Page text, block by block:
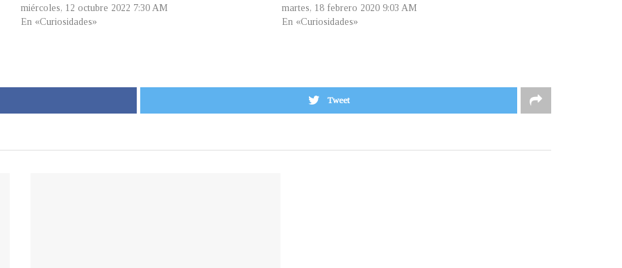
miércoles, 12 octubre 2022 7:30 AM
En «Curiosidades»
martes, 18 febrero 2020 9:03 AM
En «Curiosidades»
Tweet